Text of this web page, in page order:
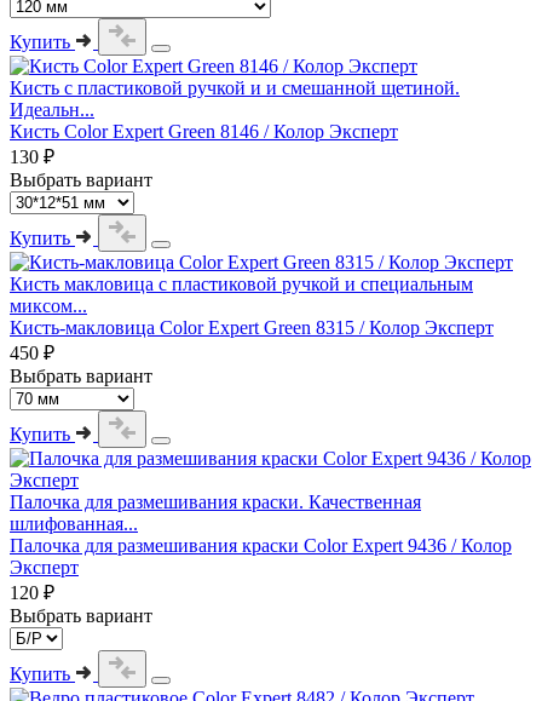
Купить
Кисть с пластиковой ручкой и и смешанной щетиной.
Идеальн...
Кисть Color Expert Green 8146 / Колор Эксперт
130 ₽
Выбрать вариант
Купить
Кисть макловица с пластиковой ручкой и специальным
миксом...
Кисть-макловица Color Expert Green 8315 / Колор Эксперт
450 ₽
Выбрать вариант
Купить
Палочка для размешивания краски. Качественная
шлифованная...
Палочка для размешивания краски Color Expert 9436 / Колор
Эксперт
120 ₽
Выбрать вариант
Купить